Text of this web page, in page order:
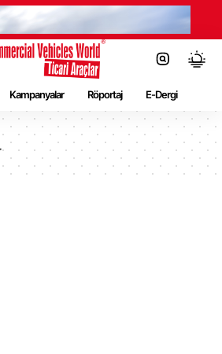
Kampanyalar Röportaj E-Dergi